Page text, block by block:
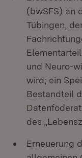
(bwSFS) an
Tübingen,
und Neuro-
wird; ein
Bestandteil
des
Erneuerung